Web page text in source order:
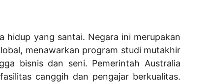
hidup yang santai. Negara ini merupakan
menawarkan program studi mutakhir
bisnis dan seni. Pemerintah Australia
canggih dan pengajar berkualitas.